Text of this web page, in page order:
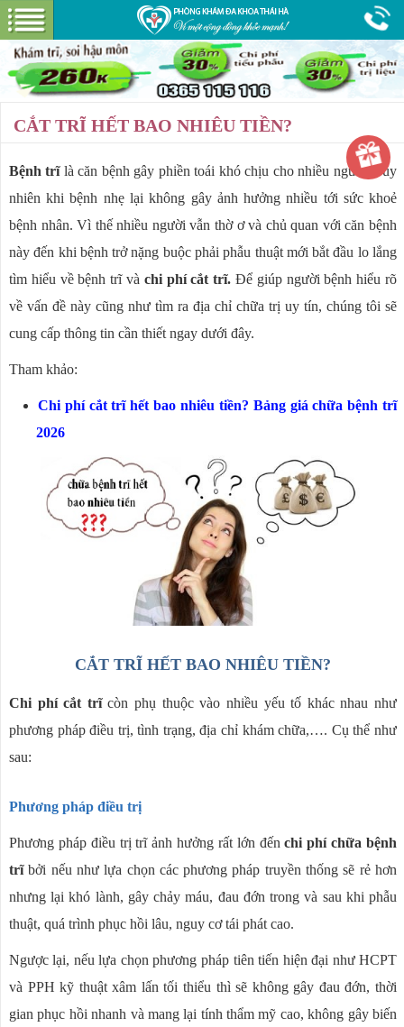
Hotline:0365 115 116 Miễn phí tư vấn
PHÒNG KHÁM
GIỚI THIỆU
CƠ SỞ VẬT CHẤT
GÓI DỊCH VỤ
HƯỚNG DẪN VÀ CHI PHÍ
ĐẶT LỊCH HẸN KHÁM
BỆNH HẬU MÔN
CẮT TRĨ HẾT BAO NHIÊU TIỀN?
Bệnh trĩlà căn bệnh gây phiền toái khó chịu cho nhiều người. Tuy
nhiên khi bệnh nhẹ lại không gây ảnh hưởng nhiều tới sức khoẻ
bệnh nhân. Vì thế nhiều người vẫn thờ ơ và chủ quan với căn bệnh
này đến khi bệnh trở nặng buộc phải phẫu thuật mới bắt đầu lo lắng
tìm hiểu về bệnh trĩ và chi phí cắt trĩ.Để giúp người bệnh hiểu rõ
về vấn đề này cũng như tìm ra địa chỉ chữa trị uy tín, chúng tôi sẽ
cung cấp thông tin cần thiết ngay dưới đây.
Tham khảo:
Chi phí cắt trĩ hết bao nhiêu tiền? Bảng giá chữa bệnh trĩ
2026
CẮT TRĨ HẾT BAO NHIÊU TIỀN?
Chi phí cắt trĩcòn phụ thuộc vào nhiều yếu tố khác nhau như
phương pháp điều trị, tình trạng, địa chỉ khám chữa,…. Cụ thể như
sau:
Phương pháp điều trị
Phương pháp điều trị trĩ ảnh hưởng rất lớn đến chi phí chữa bệnh
trĩbởi nếu như lựa chọn các phương pháp truyền thống sẽ rẻ hơn
nhưng lại khó lành, gây chảy máu, đau đớn trong và sau khi phẫu
thuật, quá trình phục hồi lâu, nguy cơ tái phát cao.
Ngược lại, nếu lựa chọn phương pháp tiên tiến hiện đại như HCPT
và PPH kỹ thuật xâm lấn tối thiểu thì sẽ không gây đau đớn, thời
gian phục hồi nhanh và mang lại tính thẩm mỹ cao, không gây biến